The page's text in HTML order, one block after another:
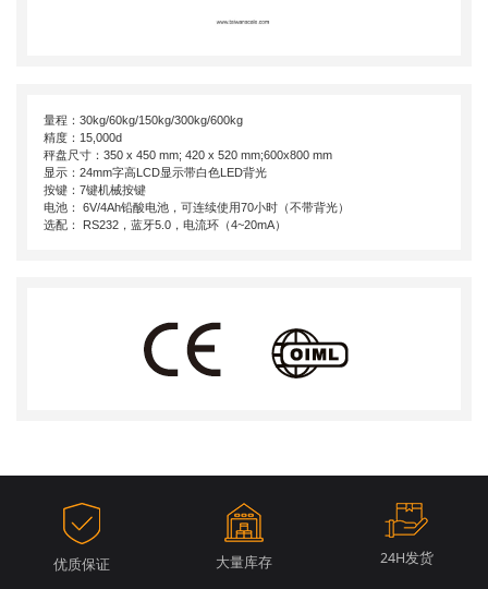
量程：30kg/60kg/150kg/300kg/600kg
精度：15,000d
秤盘尺寸：350 x 450 mm; 420 x 520 mm;600x800 mm
显示：24mm字高LCD显示带白色LED背光
按键：7键机械按键
电池： 6V/4Ah铅酸电池，可连续使用70小时（不带背光）
选配： RS232，蓝牙5.0，电流环（4~20mA）
优质保证 大量库存 24H发货